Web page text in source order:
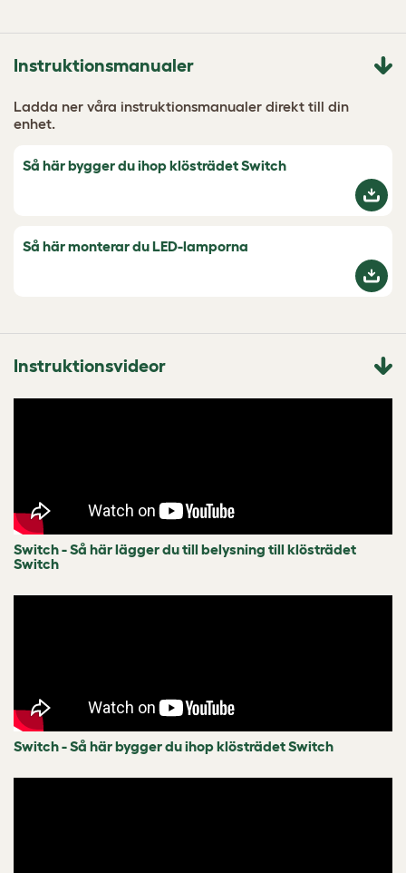
Instruktionsmanualer
Ladda ner våra instruktionsmanualer direkt till din
enhet.
Så här bygger du ihop klösträdet Switch
Så här monterar du LED-lamporna
Instruktionsvideor
Switch - Så här lägger du till belysning till klösträdet
Switch
Switch - Så här bygger du ihop klösträdet Switch